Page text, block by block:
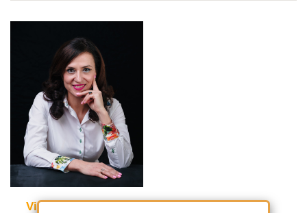
Violetta Tudorache